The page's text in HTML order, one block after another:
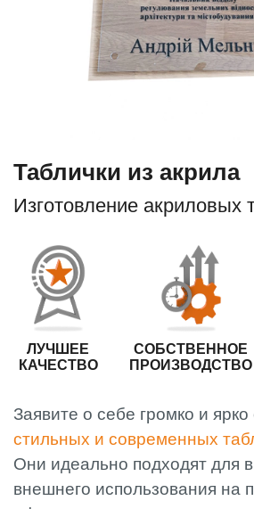
Таблички из акрила
Изготовление акриловых
ЛУЧШЕЕ
КАЧЕСТВО
СОБСТВЕННОЕ
ПРОИЗВОДСТВО
Заявите о себе громко и
стильных и современных
Они идеально подходят для
внешнего использования на